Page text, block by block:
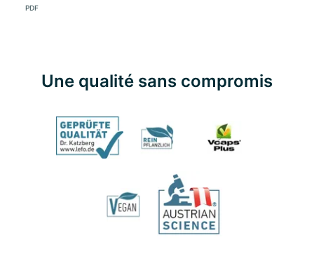
PDF
Une qualité sans compromis